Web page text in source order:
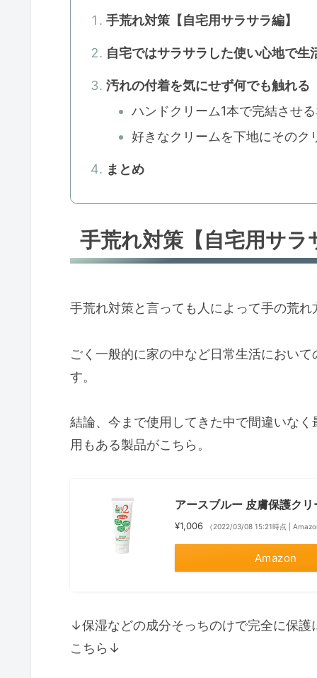
手荒れ対策【自宅用サラサラ編】
自宅ではサラサラした使い心地で生
汚れの付着を気にせず何でも触れる
ハンドクリーム1本で完結させ
好きなクリームを下地にそのク
まとめ
手荒れ対策【自宅用サラ
手荒れ対策と言っても人によって手の荒
ごく一般的に家の中など日常生活におい
す。
結論、今まで使用してきた中で間違いな
用もある製品がこちら。
アースブルー 皮膚保護ク
¥1,006 （2022/03/08 15:21時点 |
Amazon
↓保湿などの成分そっちのけで完全に保
こちら↓